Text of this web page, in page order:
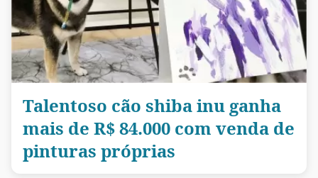
Talentoso cão shiba inu ganha
mais de R$ 84.000 com venda de
pinturas próprias